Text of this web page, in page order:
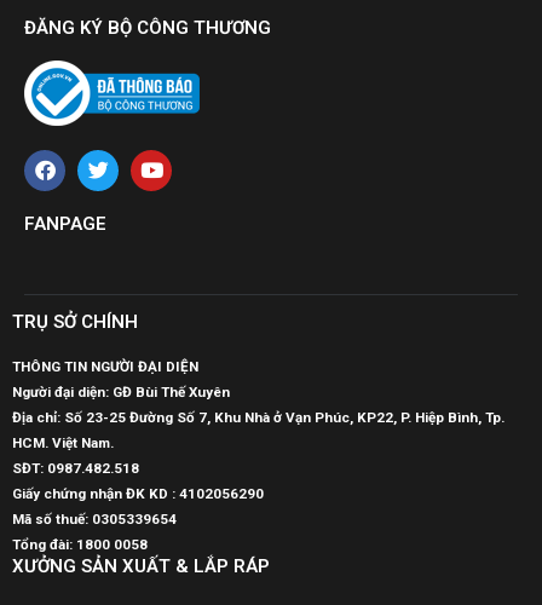
ĐĂNG KÝ BỘ CÔNG THƯƠNG
FANPAGE
TRỤ SỞ CHÍNH
THÔNG TIN NGƯỜI ĐẠI DIỆN
Người đại diện: GĐ Bùi Thế Xuyên
Địa chỉ: Số 23-25 Đường Số 7, Khu Nhà ở Vạn Phúc, KP22, P. Hiệp Bình, Tp.
HCM. Việt Nam.
SĐT: 0987.482.518
Giấy chứng nhận ĐK KD : 4102056290
Mã số thuế: 0305339654
Tổng đài: 1800 0058
XƯỞNG SẢN XUẤT & LẮP RÁP